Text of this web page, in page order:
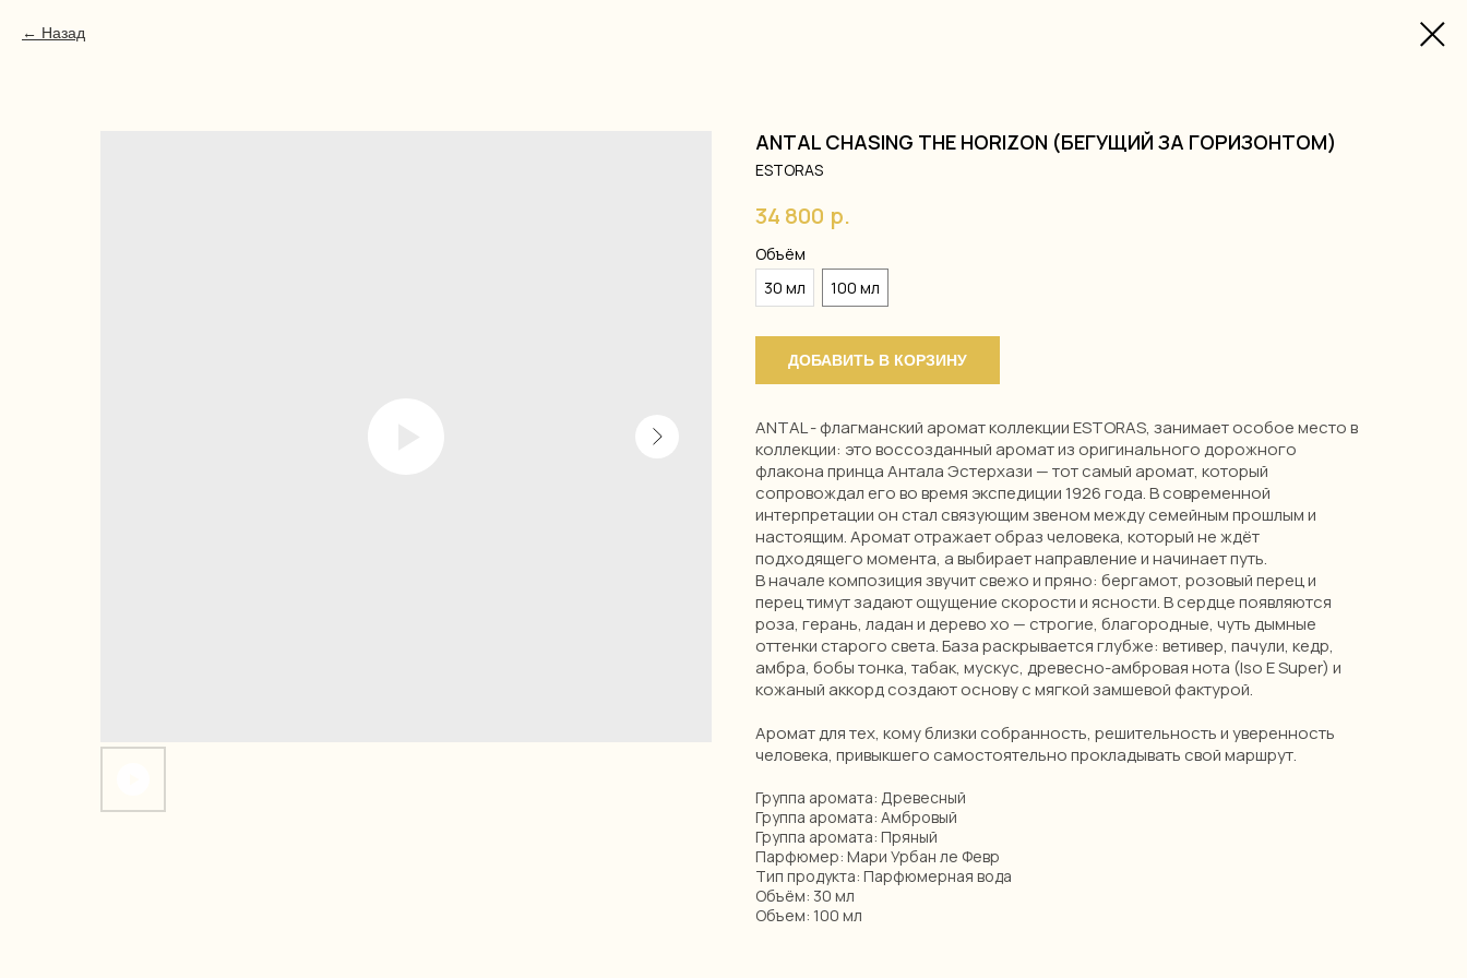
Назад
ANTAL CHASING THE HORIZON (БЕГУЩИЙ ЗА ГОРИЗОНТОМ)
ESTORAS
34 800 р.
Объём
30 мл
100 мл
ДОБАВИТЬ В КОРЗИНУ
ANTAL - флагманский аромат коллекции ESTORAS, занимает особое место в
коллекции: это воссозданный аромат из оригинального дорожного
флакона принца Антала Эстерхази — тот самый аромат, который
сопровождал его во время экспедиции 1926 года. В современной
интерпретации он стал связующим звеном между семейным прошлым и
настоящим. Аромат отражает образ человека, который не ждёт
подходящего момента, а выбирает направление и начинает путь.
В начале композиция звучит свежо и пряно: бергамот, розовый перец и
перец тимут задают ощущение скорости и ясности. В сердце появляются
роза, герань, ладан и дерево хо — строгие, благородные, чуть дымные
оттенки старого света. База раскрывается глубже: ветивер, пачули, кедр,
амбра, бобы тонка, табак, мускус, древесно-амбровая нота (Iso E Super) и
кожаный аккорд создают основу с мягкой замшевой фактурой.
Аромат для тех, кому близки собранность, решительность и уверенность
человека, привыкшего самостоятельно прокладывать свой маршрут.
Группа аромата: Древесный
Группа аромата: Амбровый
Группа аромата: Пряный
Парфюмер: Мари Урбан ле Февр
Тип продукта: Парфюмерная вода
Объём: 30 мл
Объем: 100 мл